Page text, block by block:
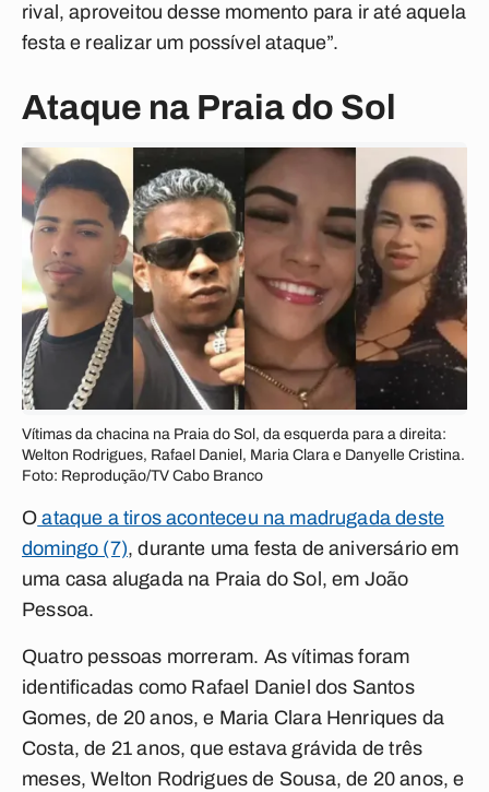
rival, aproveitou desse momento para ir até aquela
festa e realizar um possível ataque”.
Ataque na Praia do Sol
Vítimas da chacina na Praia do Sol, da esquerda para a direita:
Welton Rodrigues, Rafael Daniel, Maria Clara e Danyelle Cristina.
Foto: Reprodução/TV Cabo Branco
O ataque a tiros aconteceu na madrugada deste
domingo (7), durante uma festa de aniversário em
uma casa alugada na Praia do Sol, em João
Pessoa.
Quatro pessoas morreram. As vítimas foram
identificadas como Rafael Daniel dos Santos
Gomes, de 20 anos, e Maria Clara Henriques da
Costa, de 21 anos, que estava grávida de três
meses, Welton Rodrigues de Sousa, de 20 anos, e